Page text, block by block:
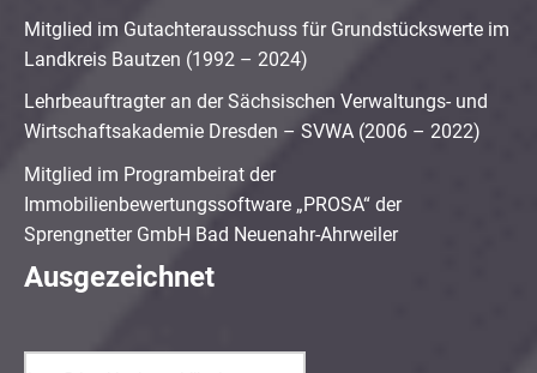
Mitglied im Gutachterausschuss für Grundstückswerte im
Landkreis Bautzen (1992 – 2024)
Lehrbeauftragter an der Sächsischen Verwaltungs- und
Wirtschaftsakademie Dresden – SVWA (2006 – 2022)
Mitglied im Programbeirat der
Immobilienbewertungssoftware „PROSA“ der
Sprengnetter GmbH Bad Neuenahr-Ahrweiler
Ausgezeichnet